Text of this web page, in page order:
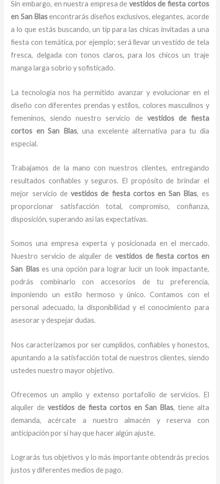
Sin embargo, en nuestra empresa de vestidos de fiesta cortos
en San Blasencontrarás diseños exclusivos, elegantes, acorde
a lo que estás buscando, un tip para las chicas invitadas a una
fiesta con temática, por ejemplo; será llevar un vestido de tela
fresca, delgada con tonos claros, para los chicos un traje
manga larga sobrio y sofisticado.
La tecnología nos ha permitido avanzar y evolucionar en el
diseño con diferentes prendas y estilos, colores masculinos y
femeninos, siendo nuestro servicio de vestidos de fiesta
cortos en San Blas, una excelente alternativa para tu día
especial.
Trabajamos de la mano con nuestros clientes, entregando
resultados confiables y seguros. El propósito de brindar el
mejor servicio devestidos de fiesta cortos en San Blas, es
proporcionar satisfacción total, compromiso, confianza,
disposición, superando así las expectativas.
Somos una empresa experta y posicionada en el mercado.
Nuestro servicio de alquiler de vestidos de fiesta cortos en
San Blas es una opción para lograr lucir un look impactante,
podrás combinarlo con accesorios de tu preferencia,
imponiendo un estilo hermoso y único.Contamos con el
personal adecuado, la disponibilidad y el conocimiento para
asesorar y despejar dudas.
Nos caracterizamos por ser cumplidos, confiables y honestos,
apuntando a la satisfacción total de nuestros clientes, siendo
ustedes nuestro mayor objetivo.
Ofrecemos un amplio y extenso portafolio de servicios. El
alquiler devestidos de fiesta cortos en San Blas, tiene alta
demanda, acércate a nuestro almacén y reserva con
anticipación por si hay que hacer algún ajuste.
Lograrás tus objetivos y lo más importante obtendrás precios
justos y diferentes medios de pago.